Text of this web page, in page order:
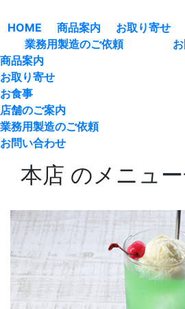
HOME 商品案内 お取り寄せ
業務用製造のご依頼
商品案内
お取り寄せ
お食事
店舗のご案内
業務用製造のご依頼
お問い合わせ
本店 のメニュ